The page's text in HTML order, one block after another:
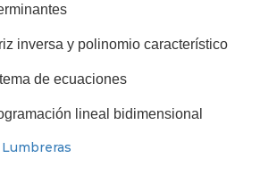
inversa y polinomio característico
de ecuaciones
lineal bidimensional